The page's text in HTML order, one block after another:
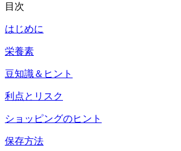
目次
はじめに
栄養素
豆知識＆ヒント
利点とリスク
ショッピングのヒント
保存方法